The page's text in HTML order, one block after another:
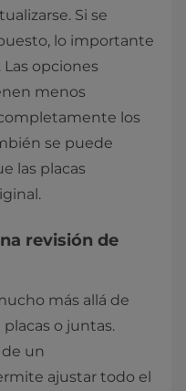
Si se
lo importante
opciones
menos
los
se puede
las placas
revisión de
más allá de
o juntas.
un
ajustar todo el